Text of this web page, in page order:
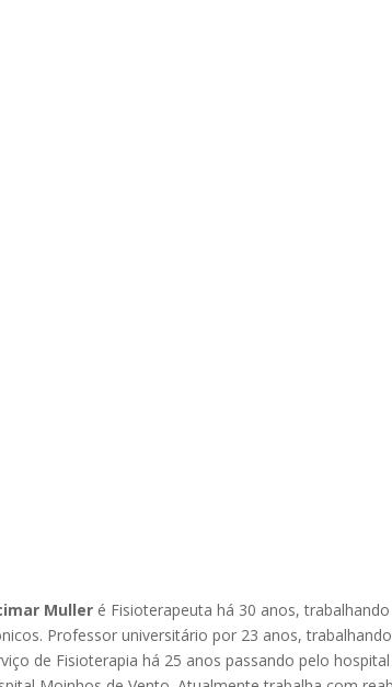
Muller é Fisioterapeuta há 30 anos,
Professor universitário por 23 anos,
de Fisioterapia há 25 anos passando pelo